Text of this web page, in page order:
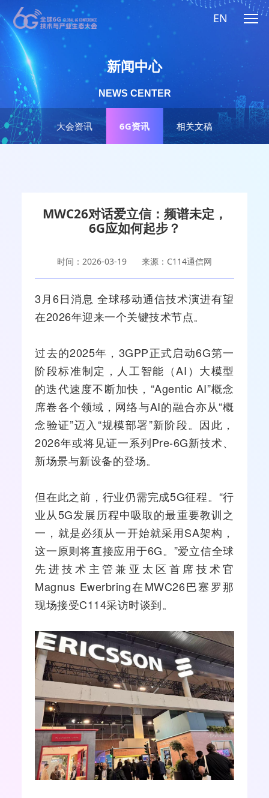
EN
大会资讯 6G资讯 相关文稿
新闻中心
NEWS CENTER
MWC26对话爱立信：频谱未定，
6G应如何起步？
时间：2026-03-19 来源：C114通信网
3月6日消息 全球移动通信技术演进有望
在2026年迎来一个关键技术节点。
过去的2025年， 3GPP正式启动6G第一
阶段标准制定， 人工智能 （AI ）大模型
的迭代速度不断加快，“Agentic AI”概念
席卷各个领域， 网络与AI的融合亦从“概
念验证”迈入“规模部署”新阶段。因此，
2026年或将见证一系列Pre-6G新技术、
新场景与新设备的登场。
但在此之前，行业仍需完成5G征程。“行
业从5G发展历程中吸取的最重要教训之
一，就是必须从一开始就采用SA架构，
这一原则将直接应用于6G。”爱立信全球
先进技术主管兼亚太区首席技术官
Magnus Ewerbring在MWC26巴塞罗那
现场接受C114采访时谈到。